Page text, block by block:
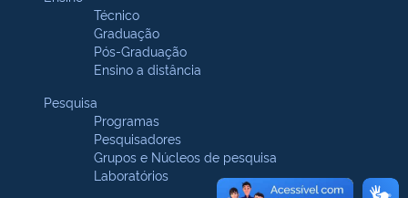
Técnico
Graduação
Pós-Graduação
Ensino a distância
Pesquisa
Programas
Pesquisadores
Grupos e Núcleos de pesquisa
Laboratórios